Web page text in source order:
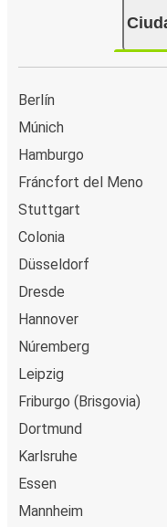
Berlín
Múnich
Hamburgo
Fráncfort del Meno
Stuttgart
Colonia
Düsseldorf
Dresde
Hannover
Núremberg
Leipzig
Friburgo (Brisgovia)
Dortmund
Karlsruhe
Essen
Mannheim